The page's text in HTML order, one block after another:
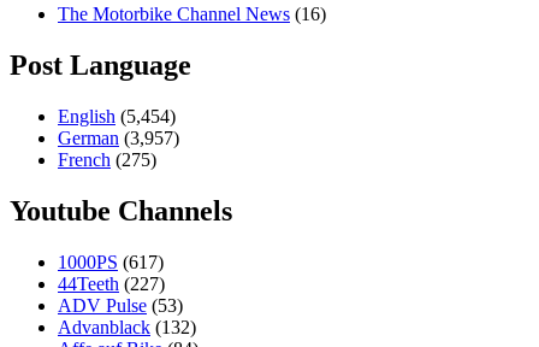
The Motorbike Channel News (16)
Post Language
English (5,454)
German (3,957)
French (275)
Youtube Channels
1000PS (617)
44Teeth (227)
ADV Pulse (53)
Advanblack (132)